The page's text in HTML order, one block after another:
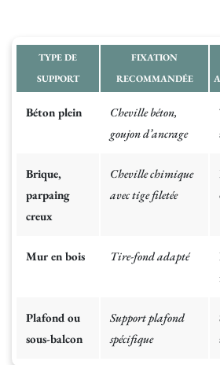
TYPE DE
SUPPORT
FIXATION
RECOMMANDÉE
Béton plein
Cheville béton,
goujon d’ancrage
Brique,
parpaing
creux
Cheville chimique
avec tige filetée
Mur en bois Tire-fond adapté
Plafond ou
sous-balcon
Support plafond
spécifique